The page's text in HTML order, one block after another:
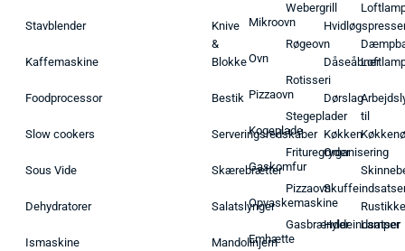
Stavblender
Kaffemaskine
Foodprocessor
Slow cookers
Sous Vide
Dehydratorer
Ismaskine
Knive
&
Blokke
Bestik
Serveringsredskaber
Skærebrætter
Salatslynger
Mandolinjern
Mikroovn
Ovn
Pizzaovn
Kogeplade
Gaskomfur
Opvaskemaskine
Emhætte
Webergrill
Røgeovn
Rotisseri
Stegeplader
Frituregryder
Pizzaovn
Gasbrænder
Dåseåbner
Dørslag
Køkken
Organisering
Hyldeindsatser
til
Rustikke
Lamper